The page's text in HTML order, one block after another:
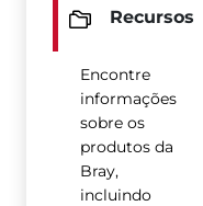
Recursos
Encontre
informações
sobre os
produtos da
Bray,
incluindo